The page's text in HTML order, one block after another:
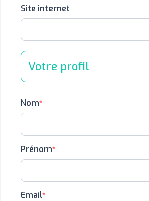
Site internet
Votre profil
Nom
Prénom
Email